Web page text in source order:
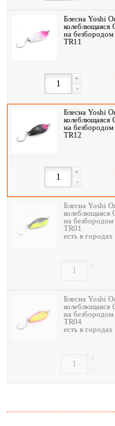
Блесна Yoshi
колеблющаяся
на
TR11
-
+
Блесна Yoshi
колеблющаяся
на
TR12
-
+
Блесна Yoshi
колеблющаяся
на
TR01
есть в городах
-
+
Блесна Yoshi
колеблющаяся
на
TR04
есть в городах
-
+